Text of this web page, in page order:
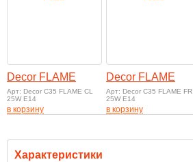
Decor FLAME
Арт: Decor C35 FLAME CL
25W E14
в корзину
Decor FLAME
Арт: Decor C35 FLAME FR
25W E14
в корзину
Характеристики